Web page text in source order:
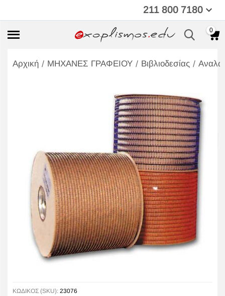
211 800 7180
0
Αρχική / ΜΗΧΑΝΕΣ ΓΡΑΦΕΙΟΥ / Βιβλιοδεσίας /
ΚΩΔΙΚΟΣ (SKU): 23076